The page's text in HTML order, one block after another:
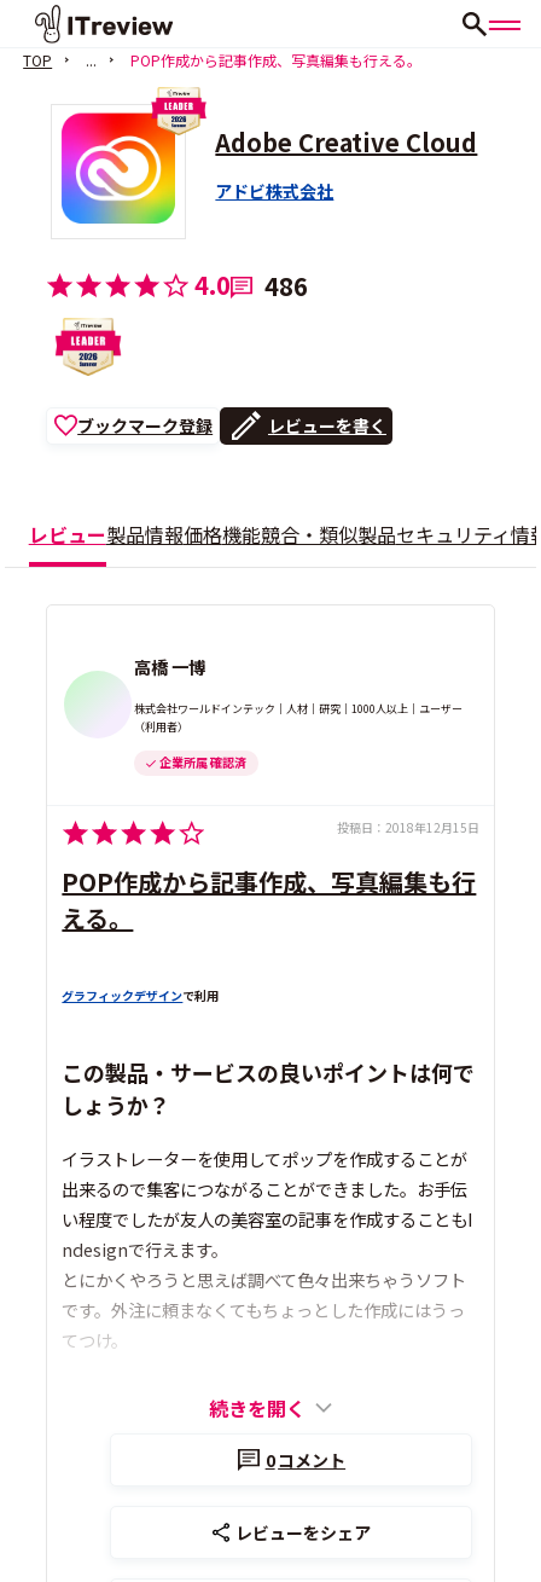
TOP ... POP作成から記事作成、写真編集も行える。
Adobe Creative Cloud
アドビ株式会社
4.0 486
ブックマーク登録 レビューを書く
レビュー製品情報価格機能競合・類似製品セキュリティ情
高橋 一博
株式会社ワールドインテック｜人材｜研究｜1000人以上｜ユーザー
（利用者）
企業所属 確認済
投稿日： 2018年12月15日
POP作成から記事作成、写真編集も行
える。
グラフィックデザインで利用
この製品・サービスの良いポイントは何で
しょうか？
イラストレーターを使用してポップを作成することが
出来るので集客につながることができました。お手伝
い程度でしたが友人の美容室の記事を作成することもI
ndesignで行えます。
とにかくやろうと思えば調べて色々出来ちゃうソフト
です。外注に頼まなくてもちょっとした作成にはうっ
てつけ。
続きを開く
0コメント
レビューをシェア